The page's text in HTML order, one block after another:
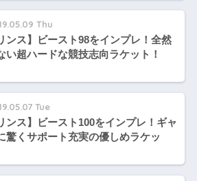
Thu
ンス】ビースト98をインプレ！全然
い超ハードな競技志向ラケット！
Tue
ンス】ビースト100をインプレ！ギャ
驚くサポート充実の優しめラケッ